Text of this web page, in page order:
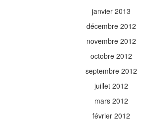
janvier 2013
décembre 2012
novembre 2012
octobre 2012
septembre 2012
juillet 2012
mars 2012
février 2012